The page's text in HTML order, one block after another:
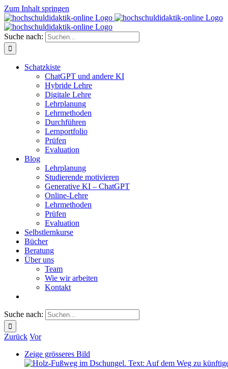
Zum Inhalt springen
Suche nach:
Schatzkiste
ChatGPT und andere KI
Hybride Lehre
Digitale Lehre
Lehrplanung
Lehrmethoden
Durchführen
Lernportfolio
Prüfen
Evaluation
Blog
Lehrplanung
Studierende motivieren
Generative KI – ChatGPT
Online-Lehre
Lehrmethoden
Prüfen
Evaluation
Selbstlernkurse
Bücher
Beratung
Über uns
Team
Wie wir arbeiten
Kontakt
Suche nach:
Zurück Vor
Zeige grösseres Bild